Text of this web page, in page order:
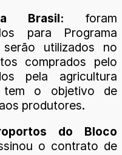
Brasil: foram
para Programa
utilizados no
comprados pelo
pela agricultura
tem o objetivo de
produtores.
do Bloco
o contrato de